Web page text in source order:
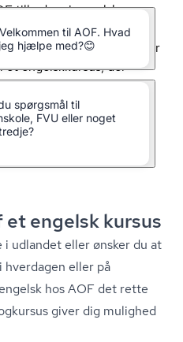
tilbyder vi engelsk
– fra basisniveau til
du er begynder, øvet eller
engelskkursus, der
hverdag.
her
et engelsk kursus
udlandet eller ønsker du at
hverdagen eller på
hos AOF det rette
giver dig mulighed